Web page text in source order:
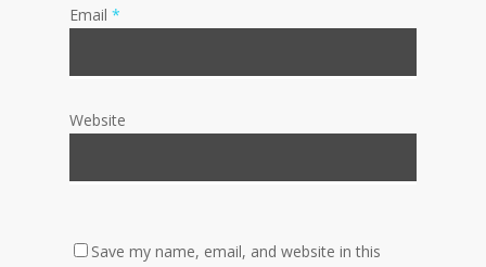
Email *
Website
Save my name, email, and website in this